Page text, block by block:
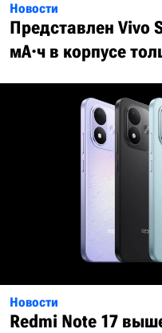
Новости
Представлен Vivo
мА·ч в корпусе
Новости
Redmi Note 17